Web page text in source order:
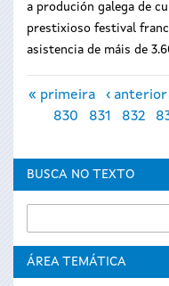
a produción galega de
prestixioso festival
asistencia de máis de
Páxinas
« primeira ‹ anterior
830
831 832
BUSCA NO TEXTO
ÁREA TEMÁTICA